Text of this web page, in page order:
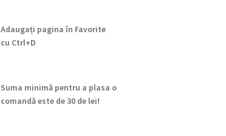
Adaugați pagina în Favorite
cu Ctrl+D
Suma minimă pentru a plasa o
comandă este de 30 de lei!